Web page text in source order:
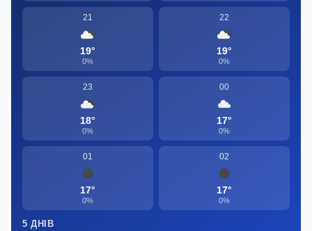
21
19°
0%
22
19°
0%
23
18°
0%
00
17°
0%
01
17°
0%
02
17°
0%
5 ДНІВ